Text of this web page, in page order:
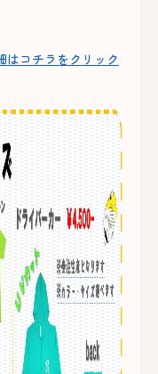
コチラをクリック